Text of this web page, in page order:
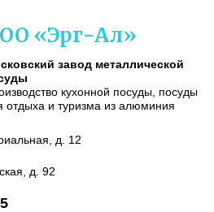
«Эрг-Ал»
завод металлической
кухонной посуды, посуды
отдыха и туризма из алюминия
д. 12
д. 92